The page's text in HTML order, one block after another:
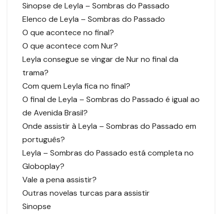
Sinopse de Leyla – Sombras do Passado
Elenco de Leyla – Sombras do Passado
O que acontece no final?
O que acontece com Nur?
Leyla consegue se vingar de Nur no final da
trama?
Com quem Leyla fica no final?
O final de Leyla – Sombras do Passado é igual ao
de Avenida Brasil?
Onde assistir à Leyla – Sombras do Passado em
português?
Leyla – Sombras do Passado está completa no
Globoplay?
Vale a pena assistir?
Outras novelas turcas para assistir
Sinopse